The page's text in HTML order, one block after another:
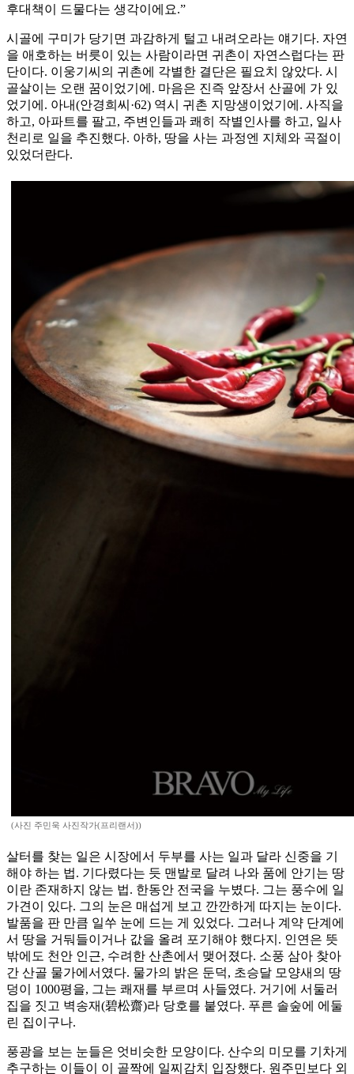
후대책이 드물다는 생각이에요.”
시골에 구미가 당기면 과감하게 털고 내려오라는 얘기다. 자연
을 애호하는 버릇이 있는 사람이라면 귀촌이 자연스럽다는 판
단이다. 이웅기씨의 귀촌에 각별한 결단은 필요치 않았다. 시
골살이는 오랜 꿈이었기에. 마음은 진즉 앞장서 산골에 가 있
었기에. 아내(안경희씨·62) 역시 귀촌 지망생이었기에. 사직을
하고, 아파트를 팔고, 주변인들과 쾌히 작별인사를 하고, 일사
천리로 일을 추진했다. 아하, 땅을 사는 과정엔 지체와 곡절이
있었더란다.
(사진 주민욱 사진작가(프리랜서))
살터를 찾는 일은 시장에서 두부를 사는 일과 달라 신중을 기
해야 하는 법. 기다렸다는 듯 맨발로 달려 나와 품에 안기는 땅
이란 존재하지 않는 법. 한동안 전국을 누볐다. 그는 풍수에 일
가견이 있다. 그의 눈은 매섭게 보고 깐깐하게 따지는 눈이다.
발품을 판 만큼 일쑤 눈에 드는 게 있었다. 그러나 계약 단계에
서 땅을 거둬들이거나 값을 올려 포기해야 했다지. 인연은 뜻
밖에도 천안 인근, 수려한 산촌에서 맺어졌다. 소풍 삼아 찾아
간 산골 물가에서였다. 물가의 밝은 둔덕, 초승달 모양새의 땅
덩이 1000평을, 그는 쾌재를 부르며 사들였다. 거기에 서둘러
집을 짓고 벽송재(碧松齋)라 당호를 붙였다. 푸른 솔숲에 에둘
린 집이구나.
풍광을 보는 눈들은 엇비슷한 모양이다. 산수의 미모를 기차게
추구하는 이들이 이 골짝에 일찌감치 입장했다. 원주민보다 외